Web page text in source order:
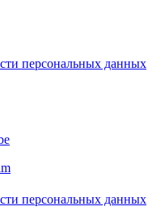
персональных данных
персональных данных